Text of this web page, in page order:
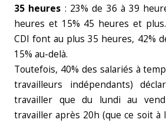
35 heures : 23% de 36 à 39
heures et 15% 45 heures et
CDI font au plus 35 heures, 42%
15% au-delà.
Toutefois, 40% des salariés à
travailleurs indépendants)
travailler que du lundi au
travailler après 20h (que ce soit à